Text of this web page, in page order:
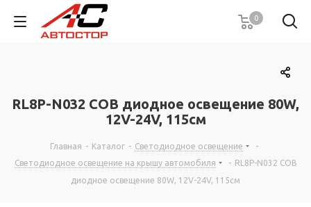
0
RL8P-N032 COB диодное освещение 80W,
12V-24V, 115см
Главная - Каталог - Светодиодное освещение
-
Светодиодное освещение на крышу автомобиля
- RL8P-N032 COB
диодное освещение 80W, 12V-24V, 115см